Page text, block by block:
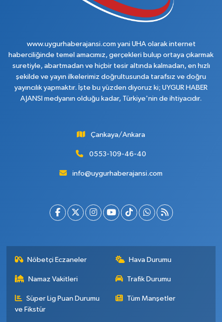
www.uygurhaberajansi.com yani UHA olarak internet
haberciliğinde temel amacımız, gerçekleri bulup ortaya çıkarmak
suretiyle, abartmadan ve hiçbir tesir altında kalmadan, en hızlı
şekilde ve yayın ilkelerimiz doğrultusunda tarafsız ve doğru
yayıncılık yapmaktır. İşte bu yüzden diyoruz ki; UYGUR HABER
AJANSI medyanın olduğu kadar, Türkiye'nin de ihtiyacıdır.
Çankaya/Ankara
0553-109-46-40
info@uygurhaberajansi.com
Nöbetçi Eczaneler Hava Durumu
Namaz Vakitleri Trafik Durumu
Süper Lig Puan Durumu
ve Fikstür
Tüm Manşetler